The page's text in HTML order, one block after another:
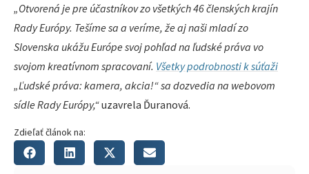
„Otvorená je pre účastníkov zo všetkých 46 členských krajín
Rady Európy. Tešíme sa a veríme, že aj naši mladí zo
Slovenska ukážu Európe svoj pohľad na ľudské práva vo
svojom kreatívnom spracovaní. Všetky podrobnosti k súťaži
„Ľudské práva: kamera, akcia!“ sa dozvedia na webovom
sídle Rady Európy,“uzavrela Ďuranová.
Zdieľať článok na: